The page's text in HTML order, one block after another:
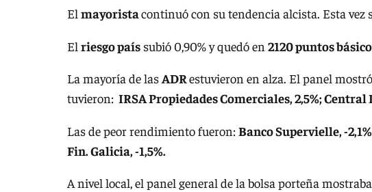
El mayoristacontinuó con su tendencia alcista. Esta vez
El riesgo país subió 0,90% y quedó en 2120 puntos
La mayoría de lasADRestuvieron en alza. El panel mostró
tuvieron: IRSA Propiedades Comerciales, 2,5%; Central
Las de peor rendimiento fueron:Banco Supervielle, -
Fin. Galicia, -1,5%.
A nivel local, el panel general de la bolsa porteña mostraba